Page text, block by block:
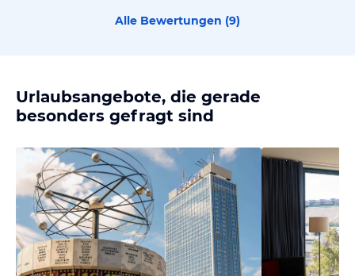
Alle Bewertungen (9)
Urlaubsangebote, die gerade
besonders gefragt sind